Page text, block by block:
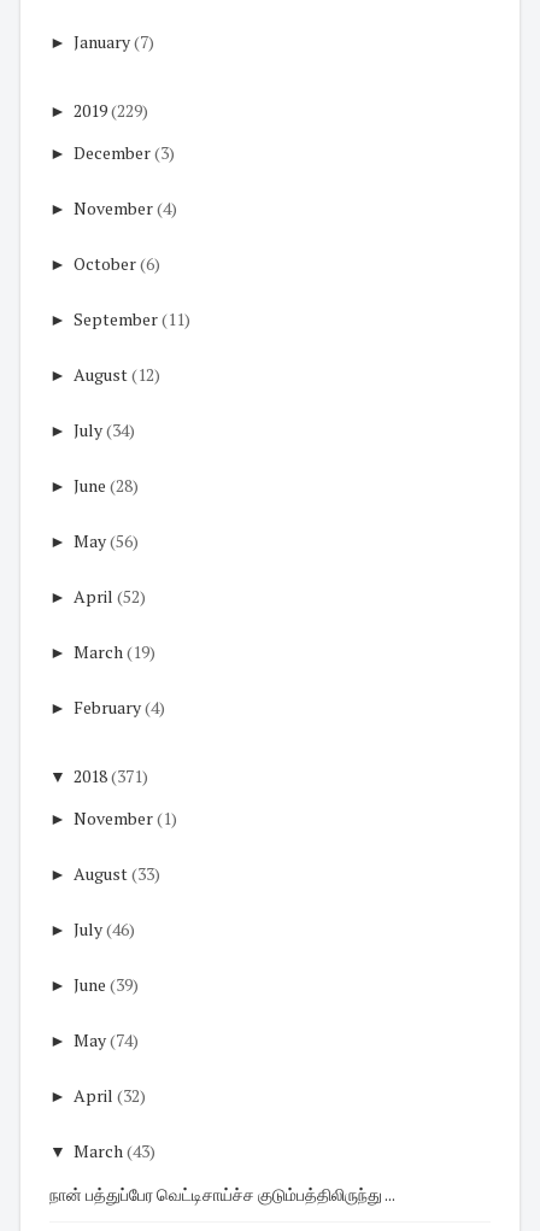
► January(7)
► 2019(229)
► December(3)
► November(4)
► October(6)
► September(11)
► August(12)
► July(34)
► June (28)
► May(56)
► April (52)
► March(19)
► February(4)
▼ 2018(371)
► November(1)
► August(33)
► July(46)
► June (39)
► May(74)
► April (32)
▼ March(43)
நான் பத்துப்பேர வெட்டிசாய்ச்ச குடும்பத்திலிருந்து ...